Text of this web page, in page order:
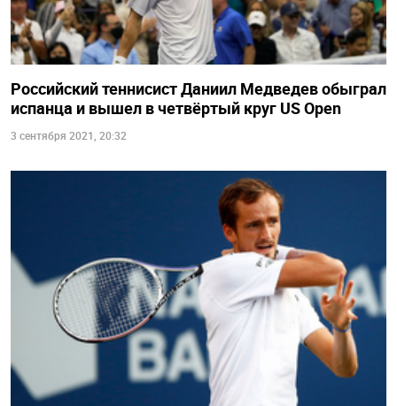
Российский теннисист Даниил Медведев обыграл
испанца и вышел в четвёртый круг US Open
3 сентября 2021, 20:32